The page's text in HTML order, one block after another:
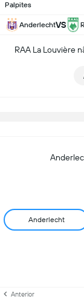
Palpites
AnderlechtVS
RAA La Louvière
Anderlecht
Anterior